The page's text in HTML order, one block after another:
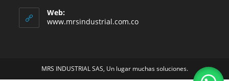
tu
aplicación
Web:
www.mrsindustrial.com.co
MRS INDUSTRIAL SAS, Un lugar muchas soluciones.